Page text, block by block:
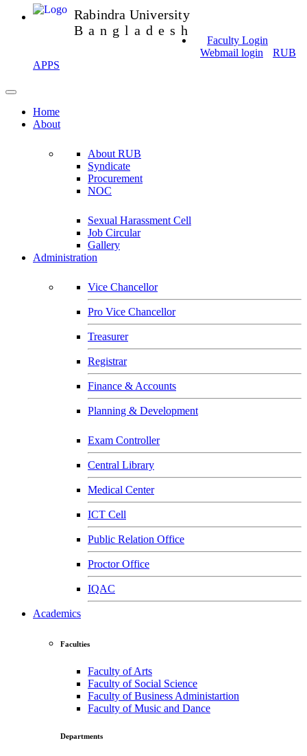
Rabindra University
Bangladesh
Faculty Login
Webmail login
RUB
APPS
Home
About
About RUB
Syndicate
Procurement
NOC
Sexual Harassment Cell
Job Circular
Gallery
Administration
Vice Chancellor
Pro Vice Chancellor
Treasurer
Registrar
Finance & Accounts
Planning & Development
Exam Controller
Central Library
Medical Center
ICT Cell
Public Relation Office
Proctor Office
IQAC
Academics
Faculties
Faculty of Arts
Faculty of Social Science
Faculty of Business Administartion
Faculty of Music and Dance
Departments